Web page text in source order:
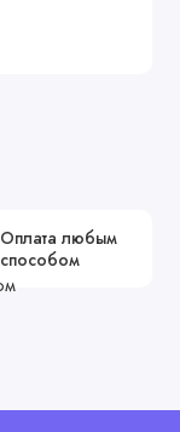
Оплата любым
способом